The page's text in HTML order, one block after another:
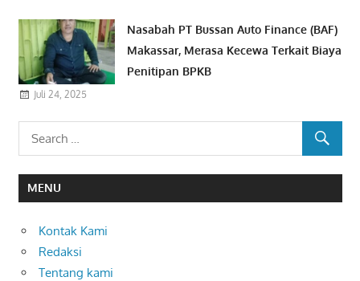
Nasabah PT Bussan Auto Finance (BAF)
Makassar, Merasa Kecewa Terkait Biaya
Penitipan BPKB
Juli 24, 2025
MENU
Kontak Kami
Redaksi
Tentang kami